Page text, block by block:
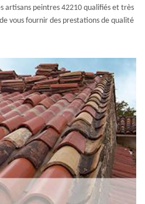
artisans peintres 42210 qualifiés et très
vous fournir des prestations de qualité